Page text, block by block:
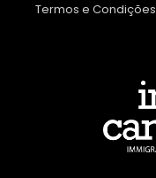
Termos e Condições